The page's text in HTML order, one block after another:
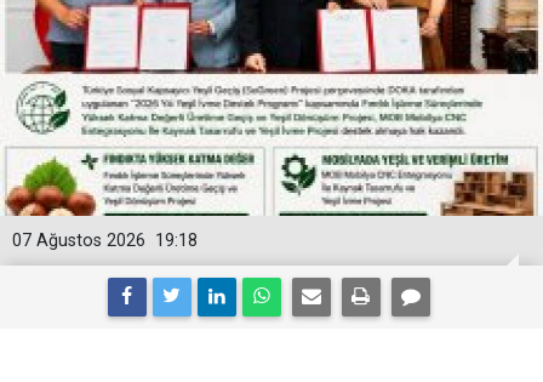
19:18
07 Ağustos 2026